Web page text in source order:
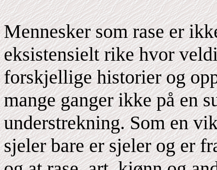
Mennesker som rase er
eksistensielt rike hvor
forskjellige historier og
mange ganger ikke på en
understrekning. Som en
sjeler bare er sjeler og er